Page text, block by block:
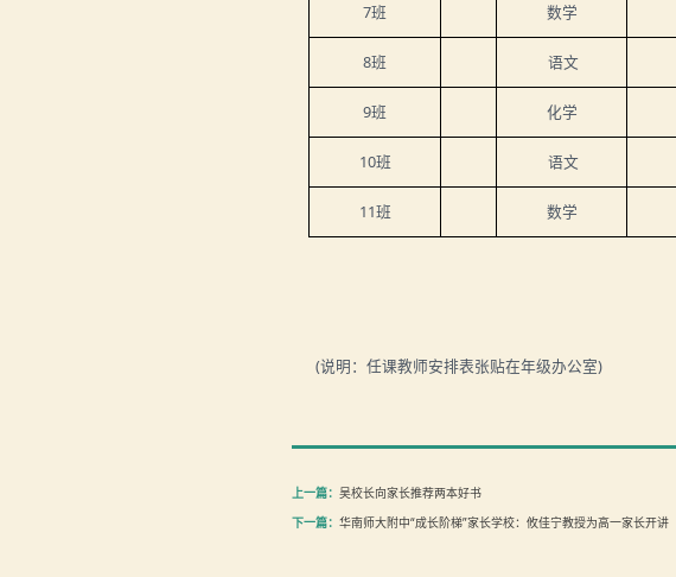
7班 数学
8班 语文
9班 化学
10班 语文
11班 数学
(说明：任课教师安排表张贴在年级办公室)
上一篇： 吴校长向家长推荐两本好书
下一篇： 华南师大附中“成长阶梯”家长学校：攸佳宁教授为高一家长开讲